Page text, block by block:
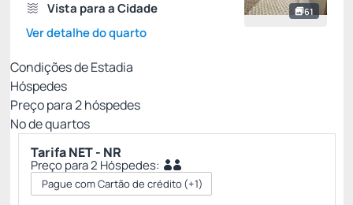
61
Vista para a Cidade
Ver detalhe do quarto
Condições de Estadia
Hóspedes
Preço para2hóspedes
Nº de quartos
Tarifa NET - NR
Preço para 2 Hóspedes:
Pague com Cartão de crédito(+1)